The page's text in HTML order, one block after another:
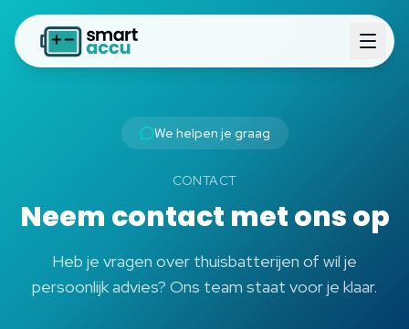
We helpen je graag
CONTACT
Neem contact met ons op
Heb je vragen over thuisbatterijen of wil je
persoonlijk advies? Ons team staat voor je klaar.